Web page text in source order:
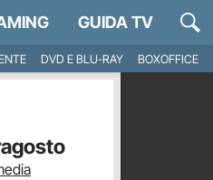
GUIDA TV
DVD E BLU-RAY
BOXOFFICE